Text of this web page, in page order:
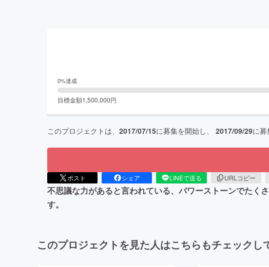
0%達成
目標金額1,500,000円
このプロジェクトは、 2017/07/15に募集を開始し、 2017/09/29に
ポスト シェア LINEで送る URLコピー
不思議な力があると言われている、パワーストーンでたく
す。
このプロジェクトを見た人はこちらもチェックし